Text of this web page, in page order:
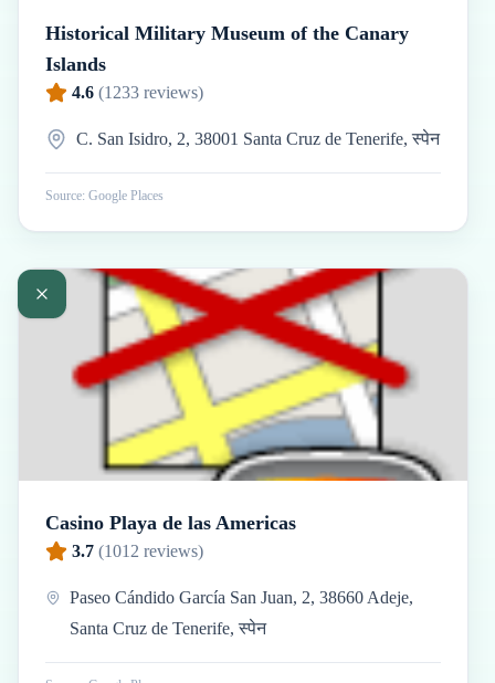
Historical Military Museum of the Canary
Islands
4.6 (1233 reviews)
C. San Isidro, 2, 38001 Santa Cruz de Tenerife, स्पेन
Source: Google Places
Casino Playa de las Americas
3.7 (1012 reviews)
Paseo Cándido García San Juan, 2, 38660 Adeje,
Santa Cruz de Tenerife, स्पेन